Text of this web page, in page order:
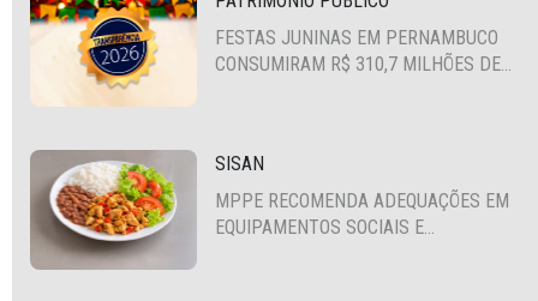
FESTAS JUNINAS EM PERNAMBUCO
CONSUMIRAM R$ 310,7 MILHÕES DE
SISAN
MPPE RECOMENDA ADEQUAÇÕES EM
EQUIPAMENTOS SOCIAIS E